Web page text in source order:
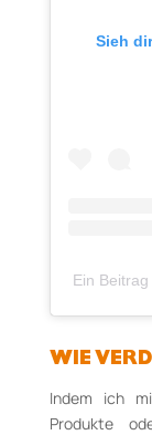
Sieh
Ein
WIE
Indem ich
Produkte